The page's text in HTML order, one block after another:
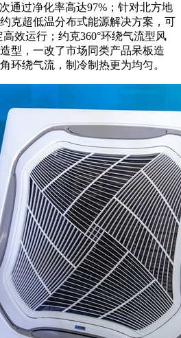
通过净化率高达97%；针对北方地
克超低温分布式能源解决方案，可
效运行；约克360°环绕气流型风
型，一改了市场同类产品呆板造
环绕气流，制冷制热更为均匀。